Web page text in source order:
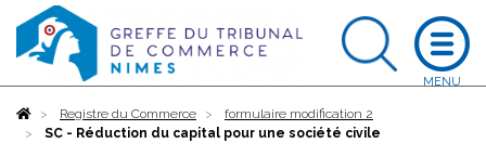
AccueilRegistre du Commerce
formulaire modification 2
SC - Réduction du capital pour une société civile